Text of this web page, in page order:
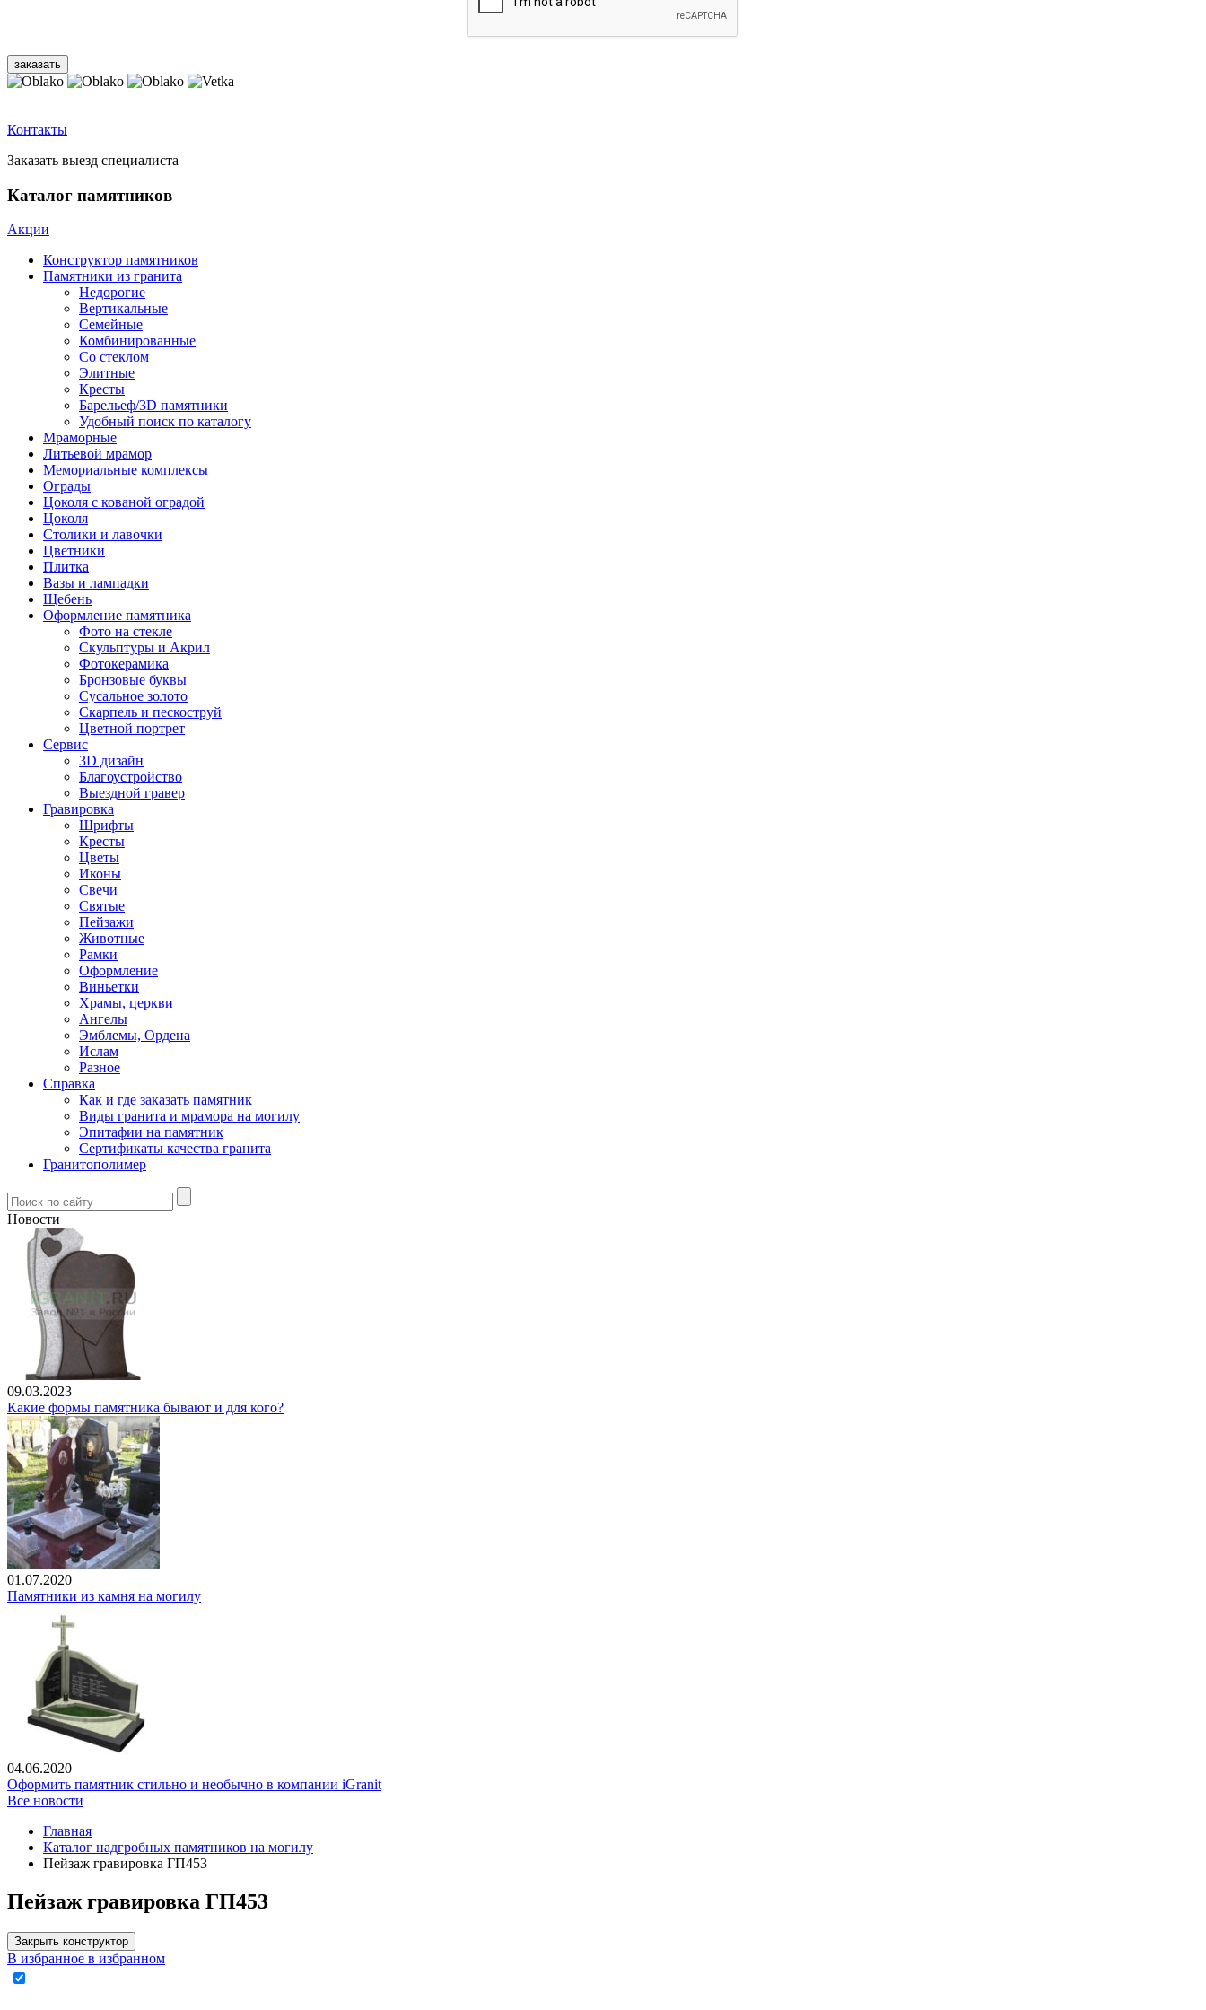
Контакты
Заказать выезд специалиста
Каталог памятников
Акции
Конструктор памятников
Памятники из гранита
Недорогие
Вертикальные
Семейные
Комбинированные
Со стеклом
Элитные
Кресты
Барельеф/3D памятники
Удобный поиск по каталогу
Мраморные
Литьевой мрамор
Мемориальные комплексы
Ограды
Цоколя с кованой оградой
Цоколя
Столики и лавочки
Цветники
Плитка
Вазы и лампадки
Щебень
Оформление памятника
Фото на стекле
Скульптуры и Акрил
Фотокерамика
Бронзовые буквы
Сусальное золото
Скарпель и пескоструй
Цветной портрет
Сервис
3D дизайн
Благоустройство
Выездной гравер
Гравировка
Шрифты
Кресты
Цветы
Иконы
Свечи
Святые
Пейзажи
Животные
Рамки
Оформление
Виньетки
Храмы, церкви
Ангелы
Эмблемы, Ордена
Ислам
Разное
Справка
Как и где заказать памятник
Виды гранита и мрамора на могилу
Эпитафии на памятник
Сертификаты качества гранита
Гранитополимер
Новости
09.03.2023
Какие формы памятника бывают и для кого?
01.07.2020
Памятники из камня на могилу
04.06.2020
Оформить памятник стильно и необычно в компании iGranit
Все новости
Главная
Каталог надгробных памятников на могилу
Пейзаж гравировка ГП453
Пейзаж гравировка ГП453
Закрыть конструктор
В избранное в избранном